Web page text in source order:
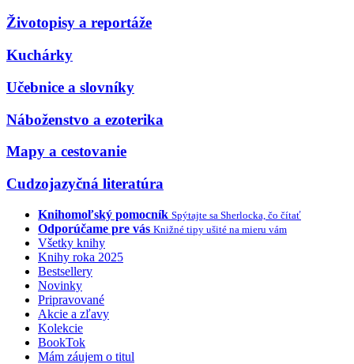
Životopisy a reportáže
Kuchárky
Učebnice a slovníky
Náboženstvo a ezoterika
Mapy a cestovanie
Cudzojazyčná literatúra
Knihomoľský pomocník Spýtajte sa Sherlocka, čo čítať
Odporúčame pre vás Knižné tipy ušité na mieru vám
Všetky knihy
Knihy roka 2025
Bestsellery
Novinky
Pripravované
Akcie a zľavy
Kolekcie
BookTok
Mám záujem o titul